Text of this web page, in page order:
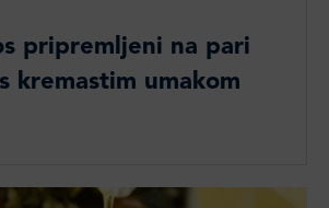
pripremljeni na pari
kremastim umakom